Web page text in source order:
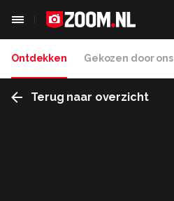
Ontdekken Gekozen door ons
Terug naar overzicht